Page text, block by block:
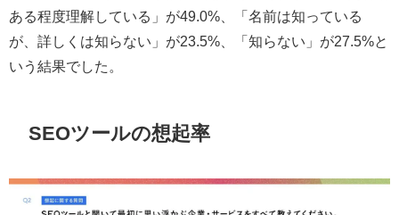
ある程度理解している」が49.0%、「名前は知っている
が、詳しくは知らない」が23.5%、「知らない」が27.5%と
いう結果でした。
SEOツールの想起率